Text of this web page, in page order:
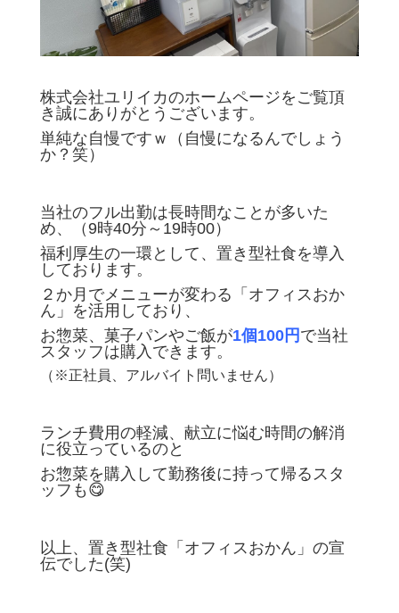
株式会社ユリイカのホームページをご覧頂
き誠にありがとうございます。
単純な自慢ですｗ（自慢になるんでしょう
か？笑）
当社のフル出勤は長時間なことが多いた
め、（9時40分～19時00）
福利厚生の一環として、置き型社食を導入
しております。
２か月でメニューが変わる「オフィスおか
ん」を活用しており、
お惣菜、菓子パンやご飯が1個100円 で当社
スタッフは購入できます。
（※正社員、アルバイト問いません）
ランチ費用の軽減、献立に悩む時間の解消
に役立っているのと
お惣菜を購入して勤務後に持って帰るスタ
ッフも😋
以上、置き型社食「オフィスおかん」の宣
伝でした(笑)